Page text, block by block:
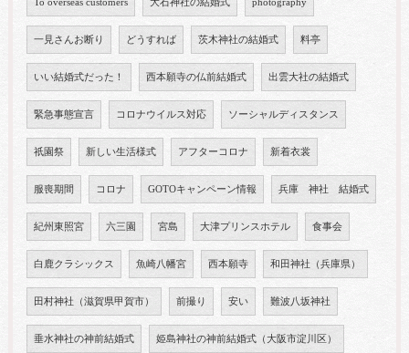
To overseas customers 大石神社の結婚式 photography
一見さんお断り どうすれば 茨木神社の結婚式 料亭
いい結婚式だった！ 西本願寺の仏前結婚式 出雲大社の結婚式
緊急事態宣言 コロナウイルス対応 ソーシャルディスタンス
祇園祭 新しい生活様式 アフターコロナ 新着衣裳
服喪期間 コロナ GOTOキャンペーン情報 兵庫 神社 結婚式
紀州東照宮 六三園 宮島 大津プリンスホテル 食事会
白鹿クラシックス 魚崎八幡宮 西本願寺 和田神社（兵庫県）
田村神社（滋賀県甲賀市） 前撮り 安い 難波八坂神社
垂水神社の神前結婚式 姫島神社の神前結婚式（大阪市淀川区）